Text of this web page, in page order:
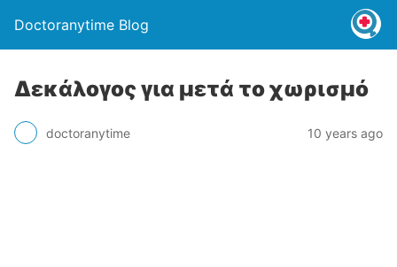
Doctoranytime Blog
Δεκάλογος για μετά το χωρισμό
doctoranytime 10 years ago